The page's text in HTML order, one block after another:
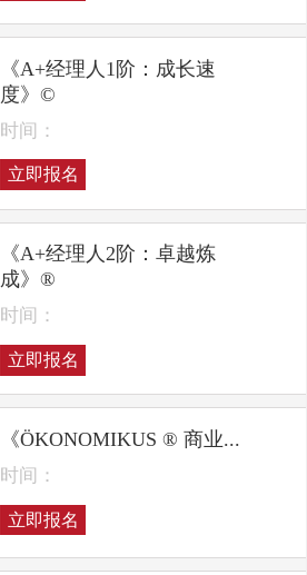
《A+经理人1阶：成长速
度》©
时间：
立即报名
《A+经理人2阶：卓越炼
成》®
时间：
立即报名
《ÖKONOMIKUS ® 商业...
时间：
立即报名